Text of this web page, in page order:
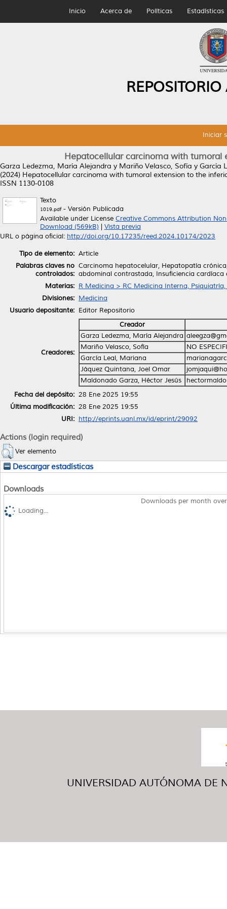
Inicio Acerca de Políticas Estadísticas
Iniciar
Hepatocellular carcinoma with
Garza Ledezma, María Alejandra y Mariño Velasco, Sofía y García
(2024) Hepatocellular carcinoma with tumoral extension to the
ISSN 1130-0108
Texto
1019.pdf- Versión Publicada
Available under License Creative Commons Attribution
Download (569kB)
Vista previa
URL o página oficial: http://doi.org/10.17235/reed.2024.10174/2023
Tipo de elemento: Article
Palabras claves no
controlados:
Carcinoma hepatocelular, Hepatopatía
abdominal contrastada, Insuficiencia cardíaca
Materias: R Medicina > RC Medicina Interna,
Divisiones: Medicina
Usuario depositante: Editor Repositorio
Creadores:
Creador
Garza Ledezma, María Alejandra
Mariño Velasco, Sofía
NO
García Leal, Mariana
Jáquez Quintana, Joel Omar
Maldonado Garza, Héctor Jesús
Fecha del depósito: 28 Ene 2025 19:55
Última modificación: 28 Ene 2025 19:55
URI: http://eprints.uanl.mx/id/eprint/29092
Actions (login required)
Ver elemento
Descargar estadísticas
Downloads
Downloads per month
Loading...
UNIVERSIDAD AUTÓNOMA DE